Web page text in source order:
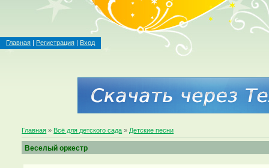
Главная | Регистрация | Вход
Главная » Всё для детского сада » Детские песни
Веселый оркестр